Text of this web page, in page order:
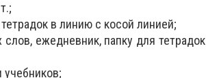
в линию с косой линией;
ежедневник, папку для
учебников;